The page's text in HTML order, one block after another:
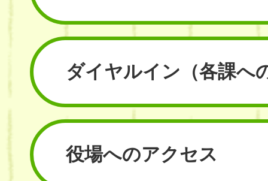
ダイヤルイン （各課へ
役場へのアクセス